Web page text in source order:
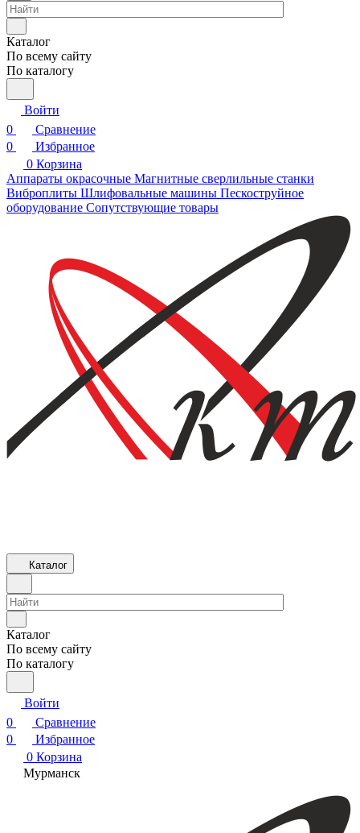
Каталог
По всему сайту
По каталогу
Войти
0
Сравнение
0
Избранное
0 Корзина
Аппараты окрасочные Магнитные сверлильные станки
Виброплиты Шлифовальные машины Пескоструйное
оборудование Сопутствующие товары
Каталог
Каталог
По всему сайту
По каталогу
Войти
0
Сравнение
0
Избранное
0 Корзина
Мурманск